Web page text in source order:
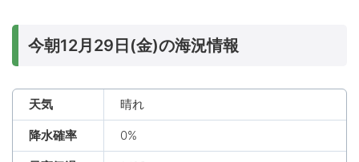
今朝12月29日(金)の海況情報
天気 晴れ
降水確率 0%